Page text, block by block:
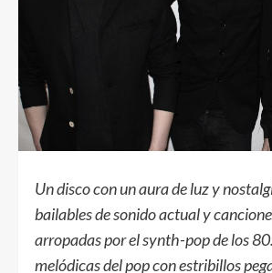
Un disco con un aura de luz y
bailables de sonido actual y
arropadas por el synth-pop de los
melódicas del pop con estribillos